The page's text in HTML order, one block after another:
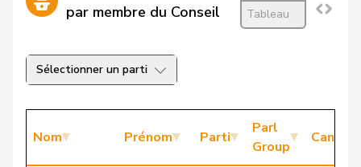
par membre du Conseil
Tableau
Sélectionner un parti
Nom Prénom Parti
Parl
Group
Canton